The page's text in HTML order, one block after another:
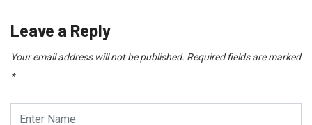
Leave a Reply
Your email address will not be published. Required fields are marked
*